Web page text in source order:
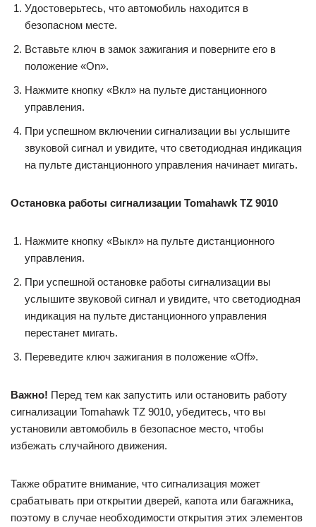
Удостоверьтесь, что автомобиль находится в
безопасном месте.
Вставьте ключ в замок зажигания и поверните его в
положение «On».
Нажмите кнопку «Вкл» на пульте дистанционного
управления.
При успешном включении сигнализации вы услышите
звуковой сигнал и увидите, что светодиодная индикация
на пульте дистанционного управления начинает мигать.
Остановка работы сигнализации Tomahawk TZ 9010
Нажмите кнопку «Выкл» на пульте дистанционного
управления.
При успешной остановке работы сигнализации вы
услышите звуковой сигнал и увидите, что светодиодная
индикация на пульте дистанционного управления
перестанет мигать.
Переведите ключ зажигания в положение «Off».
Важно! Перед тем как запустить или остановить работу
сигнализации Tomahawk TZ 9010, убедитесь, что вы
установили автомобиль в безопасное место, чтобы
избежать случайного движения.
Также обратите внимание, что сигнализация может
срабатывать при открытии дверей, капота или багажника,
поэтому в случае необходимости открытия этих элементов